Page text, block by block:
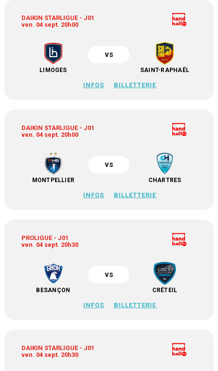
DAIKIN STARLIGUE - J01
ven. 04 sept. 20h00
LIMOGES
vs
SAINT-RAPHAËL
INFOS BILLETTERIE
DAIKIN STARLIGUE - J01
ven. 04 sept. 20h00
MONTPELLIER
vs
CHARTRES
INFOS BILLETTERIE
PROLIGUE - J01
ven. 04 sept. 20h30
BESANÇON
vs
CRÉTEIL
INFOS BILLETTERIE
DAIKIN STARLIGUE - J01
ven. 04 sept. 20h30